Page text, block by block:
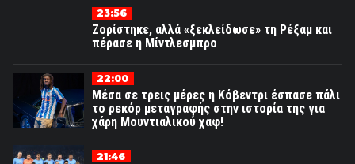
23:56
Ζορίστηκε, αλλά «ξεκλείδωσε» τη Ρέξαμ και
πέρασε η Μίντλεσμπρο
22:00
Μέσα σε τρεις μέρες η Κόβεντρι έσπασε πάλι
το ρεκόρ μεταγραφής στην ιστορία της για
χάρη Μουντιαλικού χαφ!
21:46